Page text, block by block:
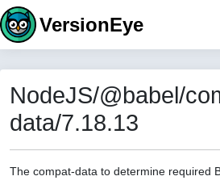
VersionEye
NodeJS/@babel/
data/7.18.13
The compat-data to determine required